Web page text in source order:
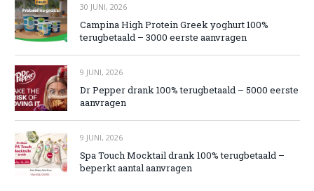
30 JUNI, 2026
Campina High Protein Greek yoghurt 100%
terugbetaald – 3000 eerste aanvragen
9 JUNI, 2026
Dr Pepper drank 100% terugbetaald – 5000 eerste
aanvragen
9 JUNI, 2026
Spa Touch Mocktail drank 100% terugbetaald –
beperkt aantal aanvragen